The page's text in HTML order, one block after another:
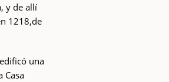
y de allí
1218,de
una
Casa